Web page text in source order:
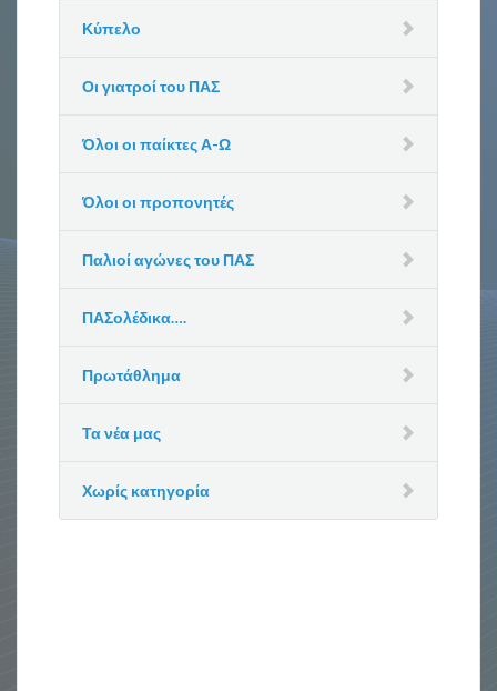
Κύπελο
Οι γιατροί του ΠΑΣ
Όλοι οι παίκτες Α-Ω
Όλοι οι προπονητές
Παλιοί αγώνες του ΠΑΣ
ΠΑΣολέδικα….
Πρωτάθλημα
Τα νέα μας
Χωρίς κατηγορία